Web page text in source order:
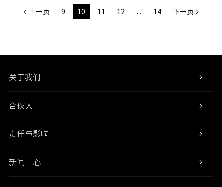
上一页 9 10 11 12 ... 14 下一页
关于我们
合伙人
责任与影响
新闻中心